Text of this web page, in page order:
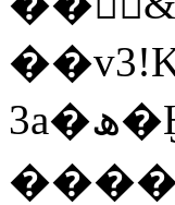
3a�ھ�Ӈ�����'��ƴ"��I���G� ڻ�3[r�}-